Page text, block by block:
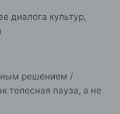
диалога культур,
решением /
телесная пауза, а не